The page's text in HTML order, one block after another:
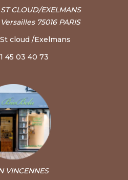
CLOUD/EXELMANS
75016 PARIS
cloud /Exelmans
45 03 40 73
VINCENNES